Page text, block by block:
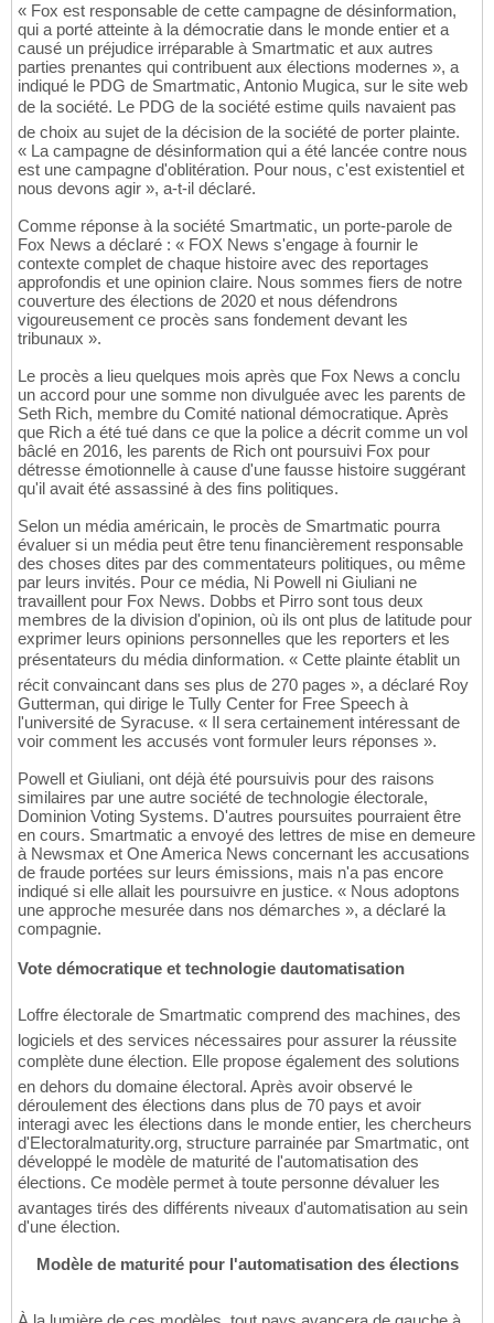
« Fox est responsable de cette campagne de désinformation,
qui a porté atteinte à la démocratie dans le monde entier et a
causé un préjudice irréparable à Smartmatic et aux autres
parties prenantes qui contribuent aux élections modernes », a
indiqué le PDG de Smartmatic, Antonio Mugica, sur le site web
de la société. Le PDG de la société estime quils navaient pas
de choix au sujet de la décision de la société de porter plainte.
« La campagne de désinformation qui a été lancée contre nous
est une campagne d'oblitération. Pour nous, c'est existentiel et
nous devons agir », a-t-il déclaré.
Comme réponse à la société Smartmatic, un porte-parole de
Fox News a déclaré : « FOX News s'engage à fournir le
contexte complet de chaque histoire avec des reportages
approfondis et une opinion claire. Nous sommes fiers de notre
couverture des élections de 2020 et nous défendrons
vigoureusement ce procès sans fondement devant les
tribunaux ».
Le procès a lieu quelques mois après que Fox News a conclu
un accord pour une somme non divulguée avec les parents de
Seth Rich, membre du Comité national démocratique. Après
que Rich a été tué dans ce que la police a décrit comme un vol
bâclé en 2016, les parents de Rich ont poursuivi Fox pour
détresse émotionnelle à cause d'une fausse histoire suggérant
qu'il avait été assassiné à des fins politiques.
Selon un média américain, le procès de Smartmatic pourra
évaluer si un média peut être tenu financièrement responsable
des choses dites par des commentateurs politiques, ou même
par leurs invités. Pour ce média, Ni Powell ni Giuliani ne
travaillent pour Fox News. Dobbs et Pirro sont tous deux
membres de la division d'opinion, où ils ont plus de latitude pour
exprimer leurs opinions personnelles que les reporters et les
présentateurs du média dinformation. « Cette plainte établit un
récit convaincant dans ses plus de 270 pages », a déclaré Roy
Gutterman, qui dirige le Tully Center for Free Speech à
l'université de Syracuse. « Il sera certainement intéressant de
voir comment les accusés vont formuler leurs réponses ».
Powell et Giuliani, ont déjà été poursuivis pour des raisons
similaires par une autre société de technologie électorale,
Dominion Voting Systems. D'autres poursuites pourraient être
en cours. Smartmatic a envoyé des lettres de mise en demeure
à Newsmax et One America News concernant les accusations
de fraude portées sur leurs émissions, mais n'a pas encore
indiqué si elle allait les poursuivre en justice. « Nous adoptons
une approche mesurée dans nos démarches », a déclaré la
compagnie.
Vote démocratique et technologie dautomatisation
Loffre électorale de Smartmatic comprend des machines, des
logiciels et des services nécessaires pour assurer la réussite
complète dune élection. Elle propose également des solutions
en dehors du domaine électoral. Après avoir observé le
déroulement des élections dans plus de 70 pays et avoir
interagi avec les élections dans le monde entier, les chercheurs
d'Electoralmaturity.org, structure parrainée par Smartmatic, ont
développé le modèle de maturité de l'automatisation des
élections. Ce modèle permet à toute personne dévaluer les
avantages tirés des différents niveaux d'automatisation au sein
d'une élection.
Modèle de maturité pour l'automatisation des élections